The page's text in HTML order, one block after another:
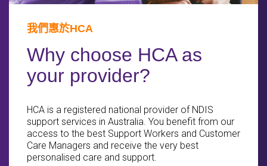
我們惠於HCA
Why choose HCA as
your provider?
HCA is a registered national provider of NDIS
support services in Australia. You benefit from our
access to the best Support Workers and Customer
Care Managers and receive the very best
personalised care and support.